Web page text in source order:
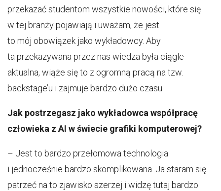
przekazać studentom wszystkie nowości, które się
w tej branży pojawiają i uważam, że jest
to mój obowiązek jako wykładowcy. Aby
ta przekazywana przez nas wiedza była ciągle
aktualna, wiąże się to z ogromną pracą na tzw.
backstage’u i zajmuje bardzo dużo czasu.
Jak postrzegasz jako wykładowca współpracę
człowieka z AI w świecie grafiki komputerowej?
– Jest to bardzo przełomowa technologia
i jednocześnie bardzo skomplikowana. Ja staram się
patrzeć na to zjawisko szerzej i widzę tutaj bardzo